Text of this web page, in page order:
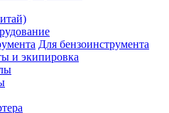
Для бензоинструмента
и экипировка